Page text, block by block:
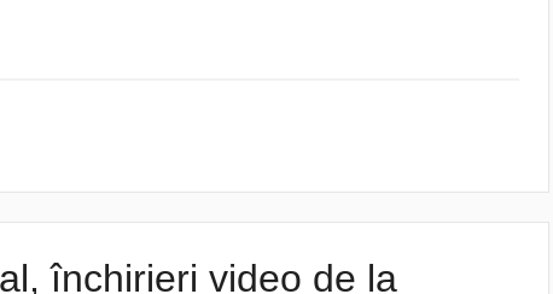
închirieri video de la